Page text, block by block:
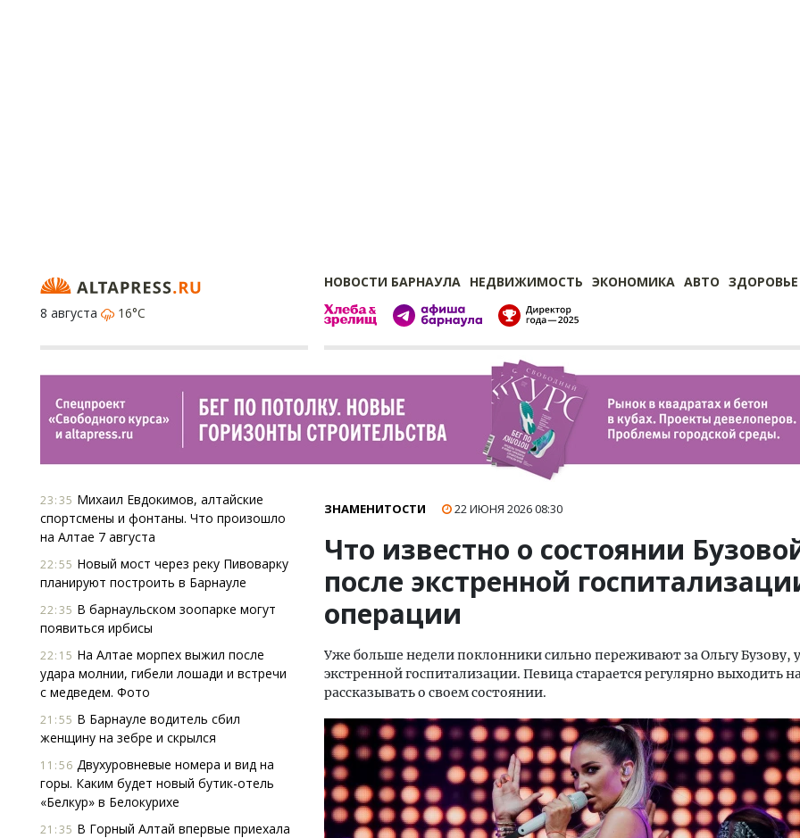
НОВОСТИ БАРНАУЛА НЕДВИЖИМОСТЬ ЭКОНОМИКА АВТО ЗДОРОВЬЕ
8 августа
16°C
23:35 Михаил Евдокимов, алтайские
спортсмены и фонтаны. Что произошло
на Алтае 7 августа
22:55 Новый мост через реку Пивоварку
планируют построить в Барнауле
22:35 В барнаульском зоопарке могут
появиться ирбисы
22:15 На Алтае морпех выжил после
удара молнии, гибели лошади и встречи
с медведем. Фото
21:55 В Барнауле водитель сбил
женщину на зебре и скрылся
11:56 Двухуровневые номера и вид на
горы. Каким будет новый бутик-отель
«Белкур» в Белокурихе
21:35 В Горный Алтай впервые приехала
ЗНАМЕНИТОСТИ 22 ИЮНЯ 202608:30
Что известно о состоянии
после экстренной
операции
Уже больше недели поклонники сильно переживают за Ольгу Бузову,
экстренной госпитализации. Певица старается регулярно выходить
рассказывать о своем состоянии.